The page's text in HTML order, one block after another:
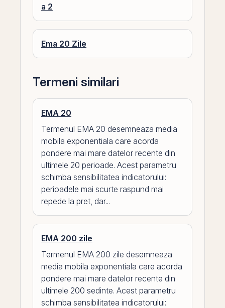
a 2
Ema 20 Zile
Termeni similari
EMA 20
Termenul EMA 20 desemneaza media
mobila exponentiala care acorda
pondere mai mare datelor recente din
ultimele 20 perioade. Acest parametru
schimba sensibilitatea indicatorului:
perioadele mai scurte raspund mai
repede la pret, dar...
EMA 200 zile
Termenul EMA 200 zile desemneaza
media mobila exponentiala care acorda
pondere mai mare datelor recente din
ultimele 200 sedinte. Acest parametru
schimba sensibilitatea indicatorului: